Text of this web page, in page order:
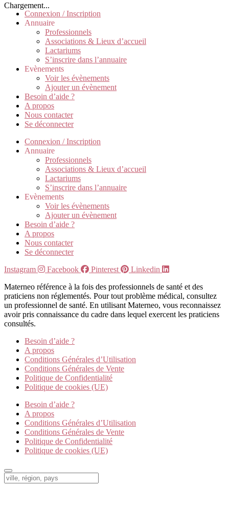
Chargement...
Connexion / Inscription
Annuaire
Professionnels
Associations & Lieux d’accueil
Lactariums
S’inscrire dans l’annuaire
Evènements
Voir les évènements
Ajouter un évènement
Besoin d’aide ?
A propos
Nous contacter
Se déconnecter
Connexion / Inscription
Annuaire
Professionnels
Associations & Lieux d’accueil
Lactariums
S’inscrire dans l’annuaire
Evènements
Voir les évènements
Ajouter un évènement
Besoin d’aide ?
A propos
Nous contacter
Se déconnecter
Instagram
Facebook Pinterest
Linkedin
Materneo référence à la fois des professionnels de santé et des
praticiens non réglementés. Pour tout problème médical, consultez
un professionnel de santé. En utilisant Materneo, vous reconnaissez
avoir pris connaissance du cadre dans lequel exercent les praticiens
consultés.
Besoin d’aide ?
A propos
Conditions Générales d’Utilisation
Conditions Générales de Vente
Politique de Confidentialité
Politique de cookies (UE)
Besoin d’aide ?
A propos
Conditions Générales d’Utilisation
Conditions Générales de Vente
Politique de Confidentialité
Politique de cookies (UE)